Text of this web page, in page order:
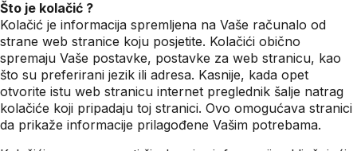
Što je kolačić ?
Kolačić je informacija spremljena na Vaše računalo od
strane web stranice koju posjetite. Kolačići obično
spremaju Vaše postavke, postavke za web stranicu, kao
što su preferirani jezik ili adresa. Kasnije, kada opet
otvorite istu web stranicu internet preglednik šalje natrag
kolačiće koji pripadaju toj stranici. Ovo omogućava stranici
da prikaže informacije prilagođene Vašim potrebama.